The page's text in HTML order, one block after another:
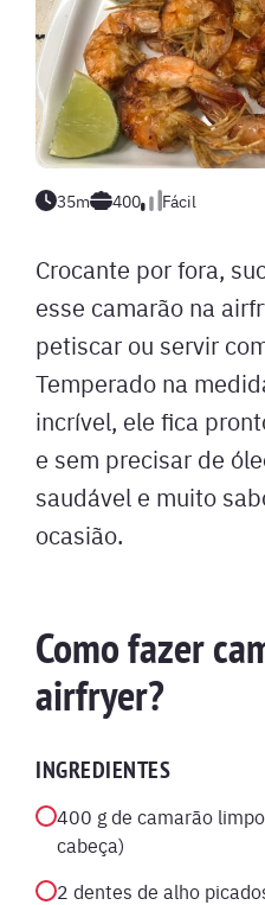
35m 400 Fácil
Crocante por fora,
esse camarão na
petiscar ou servir
Temperado na
incrível, ele fica
e sem precisar de
saudável e muito
ocasião.
Como fazer
airfryer?
INGREDIENTES
400 g de camarão
cabeça)
2 dentes de alho